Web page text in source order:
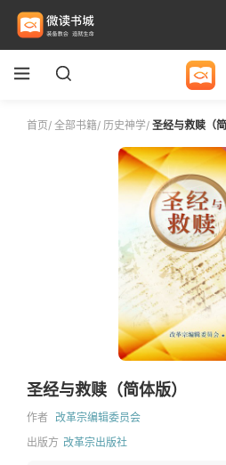
首页/ 全部书籍/ 历史神学/ 圣经与救赎（简
圣经与救赎（简体版）
作者 改革宗编辑委员会
出版方 改革宗出版社